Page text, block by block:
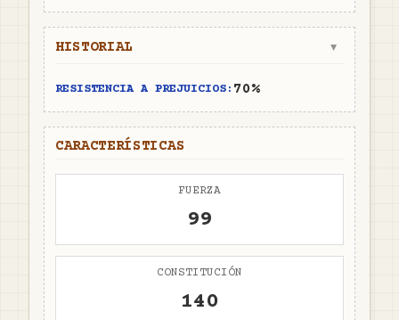
HISTORIAL ▼
RESISTENCIA A PREJUICIOS: 70%
CARACTERÍSTICAS
FUERZA
99
CONSTITUCIÓN
140